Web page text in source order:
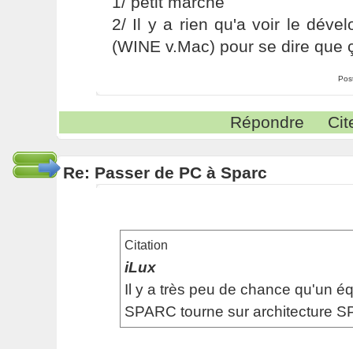
2/ Il y a rien qu'a voir le
(WINE v.Mac) pour se dire que
Répondre
Re: Passer de PC à Sparc
Citation
iLux
Il y a très peu de chance qu'un
SPARC tourne sur architecture